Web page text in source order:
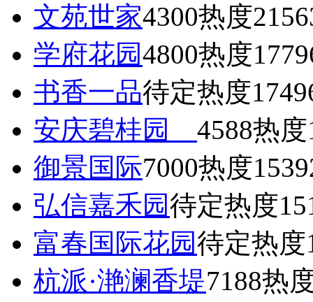
文苑世家4300热度
学府花园4800热度
书香一品待定热度
安庆碧桂园 4588热度
御景国际7000热度
弘信嘉禾园待定热度
富春国际花园待定热度
杭派·滟澜香堤7188热